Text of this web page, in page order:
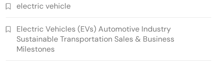
electric vehicle
Electric Vehicles (EVs) Automotive Industry
Sustainable Transportation Sales & Business
Milestones